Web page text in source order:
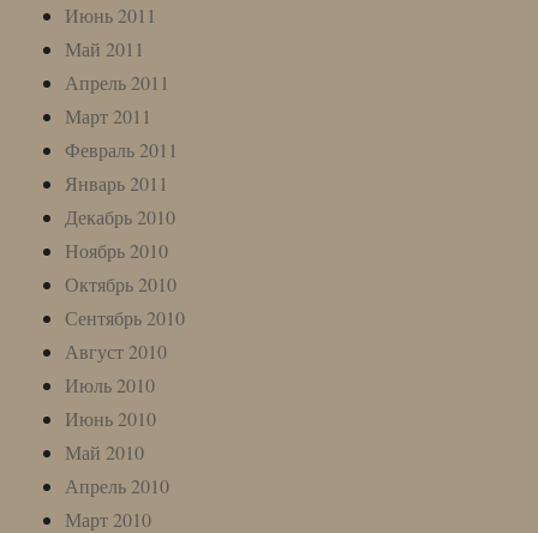
Июнь 2011
Май 2011
Апрель 2011
Март 2011
Февраль 2011
Январь 2011
Декабрь 2010
Ноябрь 2010
Октябрь 2010
Сентябрь 2010
Август 2010
Июль 2010
Июнь 2010
Май 2010
Апрель 2010
Март 2010